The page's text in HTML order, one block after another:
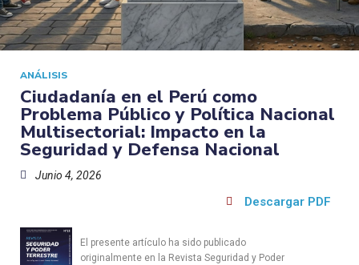
ANÁLISIS
Ciudadanía en el Perú como
Problema Público y Política Nacional
Multisectorial: Impacto en la
Seguridad y Defensa Nacional
Junio 4, 2026
Descargar PDF
El presente artículo ha sido publicado
originalmente en la Revista Seguridad y Poder